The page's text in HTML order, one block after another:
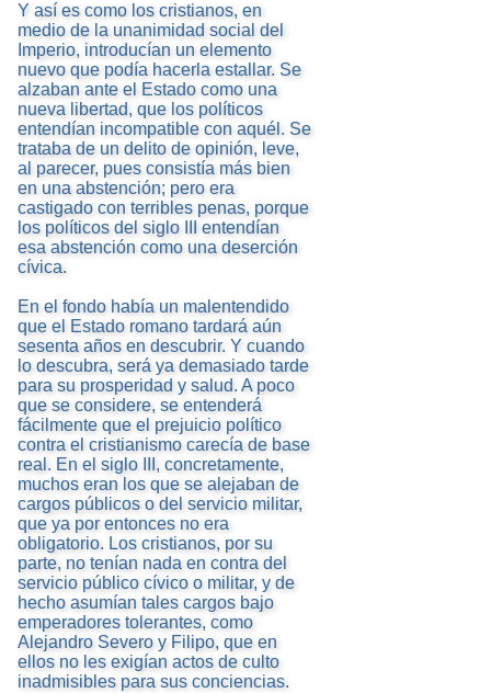
Y así es como los cristianos, en
medio de la unanimidad social del
Imperio, introducían un elemento
nuevo que podía hacerla estallar. Se
alzaban ante el Estado como una
nueva libertad, que los políticos
entendían incompatible con aquél. Se
trataba de un delito de opinión, leve,
al parecer, pues consistía más bien
en una abstención; pero era
castigado con terribles penas, porque
los políticos del siglo III entendían
esa abstención como una deserción
cívica.
En el fondo había un malentendido
que el Estado romano tardará aún
sesenta años en descubrir. Y cuando
lo descubra, será ya demasiado tarde
para su prosperidad y salud. A poco
que se considere, se entenderá
fácilmente que el prejuicio político
contra el cristianismo carecía de base
real. En el siglo III, concretamente,
muchos eran los que se alejaban de
cargos públicos o del servicio militar,
que ya por entonces no era
obligatorio. Los cristianos, por su
parte, no tenían nada en contra del
servicio público cívico o militar, y de
hecho asumían tales cargos bajo
emperadores tolerantes, como
Alejandro Severo y Filipo, que en
ellos no les exigían actos de culto
inadmisibles para sus conciencias.